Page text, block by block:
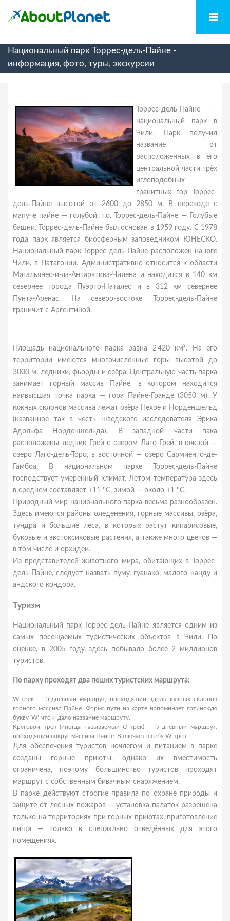
Национальный парк Торрес-дель-Пайне -
информация, фото, туры, экскурсии
Торрес-дель-Пайне -
национальный парк в
Чили. Парк получил
название от
расположенных в его
центральной части трёх
иглоподобных
гранитных гор Торрес-
дель-Пайне высотой от 2600 до 2850 м. В переводе с
мапуче пайне — голубой, т.о. Торрес-дель-Пайне — Голубые
башни. Торрес-дель-Пайне был основан в 1959 году. С 1978
года парк является биосферным заповедником ЮНЕСКО.
Национальный парк Торрес-дель-Пайне расположен на юге
Чили, в Патагонии. Административно относится к области
Магальянес-и-ла-Антарктика-Чилена и находится в 140 км
севернее города Пуэрто-Наталес и в 312 км севернее
Пунта-Аренас. На северо-востоке Торрес-дель-Пайне
граничит с Аргентиной.
Площадь национального парка равна 2 420 км². На его
территории имеются многочисленные горы высотой до
3000 м, ледники, фьорды и озёра. Центральную часть парка
занимает горный массив Пайне, в котором находится
наивысшая точка парка — гора Пайне-Гранде (3050 м). У
южных склонов массива лежат озёра Пехое и Норденшельд
(названное так в честь шведского исследователя Эрика
Адольфа Норденшельда). В западной части пака
расположены ледник Грей с озером Лаго-Грей, в южной —
озеро Лаго-дель-Торо, в восточной — озеро Сармиенто-де-
Гамбоа. В национальном парке Торрес-дель-Пайне
господствует умеренный климат. Летом температура здесь
в среднем составляет +11 °C, зимой — около +1 °C.
Природный мир национального парка весьма разнообразен.
Здесь имеются районы оледенения, горные массивы, озёра,
тундра и большие леса, в которых растут кипарисовые,
буковые и экстоксиковые растения, а также много цветов —
в том числе и орхидеи.
Из представителей животного мира, обитающих в Торрес-
дель-Пайне, следует назвать пуму, гуанако, малого нанду и
андского кондора.
Туризм
Национальный парк Торрес-дель-Пайне является одним из
самых посещаемых туристических объектов в Чили. По
оценке, в 2005 году здесь побывало более 2 миллионов
туристов.
По парку проходят два пеших туристских маршрута:
W-трек — 5-дневный маршрут, проходящий вдоль южных склонов
горного массива Пайне. Форма пути на карте напоминает латинскую
букву 'W', что и дало название маршруту.
Круговой трек (иногда называемый O-трек) — 9-дневный маршрут,
проходящий вокруг массива Пайне. Включает в себя W-трек.
Для обеспечения туристов ночлегом и питанием в парке
созданы горные приюты, однако их вместимость
ограничена, поэтому большинство туристов проходят
маршрут с собственным бивачным снаряжением.
В парке действуют строгие правила по охране природы и
защите от лесных пожаров — установка палаток разрешена
только на территориях при горных приютах, приготовление
пищи — только в специально отведённых для этого
помещениях.